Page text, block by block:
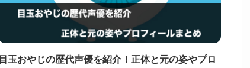
目玉おやじの歴代声優を紹介！正体と元の姿やプロ